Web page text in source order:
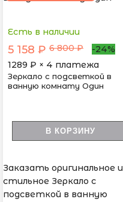
Есть в наличии
5 158 ₽ 6 800 ₽
-24%
1289 ₽ × 4 платежа
Зеркало с подсветкой в
ванную комнату Один
В КОРЗИНУ
Заказать оригинальное и
стильное Зеркало с
подсветкой в ванную